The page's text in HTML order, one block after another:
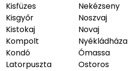
Kisfüzes
Kisgyőr
Kistokaj
Kompolt
Kondó
Latorpuszta
Nekézseny
Noszvaj
Novaj
Nyékládháza
Ómassa
Ostoros